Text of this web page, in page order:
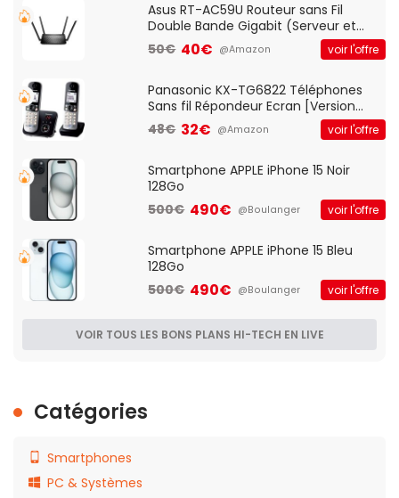
Asus RT-AC59U Routeur sans Fil
Double Bande Gigabit (Serveur et
Client VPN, Triple Vlan, Mode Point
d'accès et Bridge, contrôle Parental,
50€ 40€ @Amazon voir l'offre
Panasonic KX-TG6822 Téléphones
Sans fil Répondeur Ecran [Version
Française]
48€ 32€ @Amazon voir l'offre
Smartphone APPLE iPhone 15 Noir
128Go
500€ 490€ @Boulanger voir l'offre
Smartphone APPLE iPhone 15 Bleu
128Go
500€ 490€ @Boulanger voir l'offre
VOIR TOUS LES BONS PLANS HI-TECH EN LIVE
Catégories
Smartphones
PC & Systèmes